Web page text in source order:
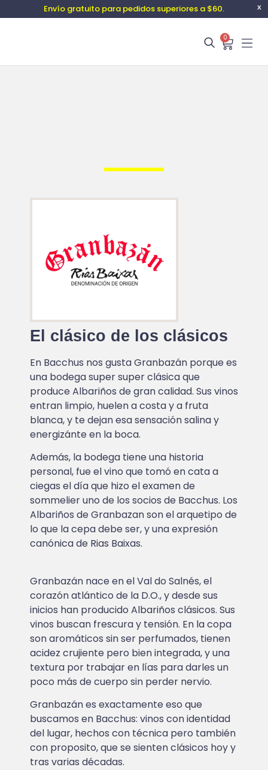
X
Envío gratuito para pedidos superiores a $60.
0
El clásico de los clásicos
En Bacchus nos gusta Granbazán porque es
una bodega super super clásica que
produce Albariños de gran calidad. Sus vinos
entran limpio, huelen a costa y a fruta
blanca, y te dejan esa sensación salina y
energizánte en la boca.
Además, la bodega tiene una historia
personal, fue el vino que tomó en cata a
ciegas el día que hizo el examen de
sommelier uno de los socios de Bacchus. Los
Albariños de Granbazan son el arquetipo de
lo que la cepa debe ser, y una expresión
canónica de Rias Baixas.
Granbazán nace en el Val do Salnés, el
corazón atlántico de la D.O., y desde sus
inicios han producido Albariños clásicos. Sus
vinos buscan frescura y tensión. En la copa
son aromáticos sin ser perfumados, tienen
acidez crujiente pero bien integrada, y una
textura por trabajar en lías para darles un
poco más de cuerpo sin perder nervio.
Granbazán es exactamente eso que
buscamos en Bacchus: vinos con identidad
del lugar, hechos con técnica pero también
con proposito, que se sienten clásicos hoy y
tras varias décadas.